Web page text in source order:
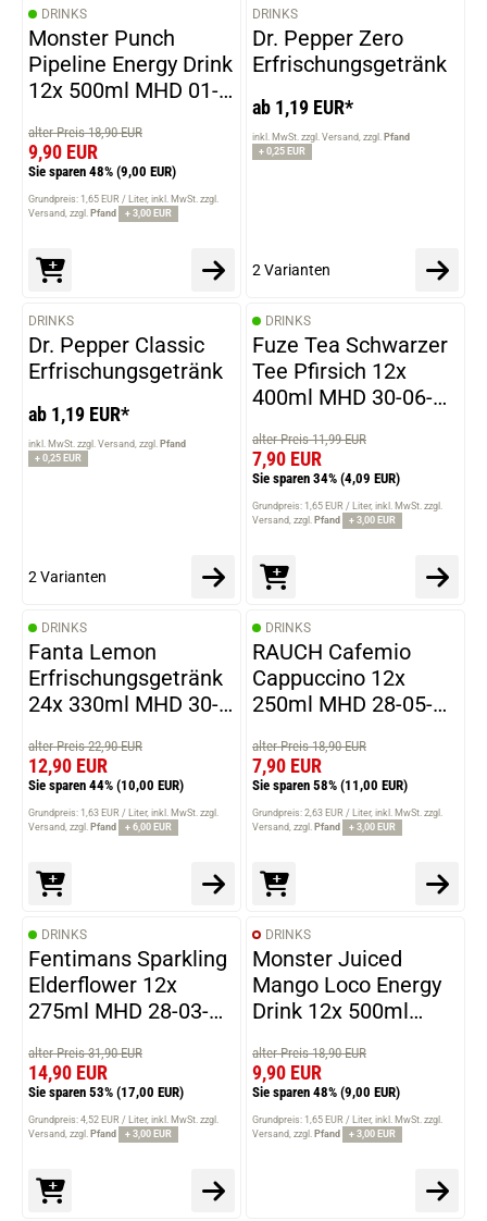
DRINKS
Monster Punch
Pipeline Energy Drink
12x 500ml MHD 01-
alter Preis 18,90 EUR
9,90 EUR
Sie sparen 48% (9,00 EUR)
Grundpreis: 1,65 EUR / Liter inkl. MwSt. zzgl.
Versand zzgl. Pfand + 3,00 EUR
DRINKS
Dr. Pepper Zero
Erfrischungsgetränk
ab 1,19 EUR*
inkl. MwSt. zzgl. Versand zzgl. Pfand
+ 0,25 EUR
2 Varianten
VARIANTEN
DRINKS
Dr. Pepper Classic
Erfrischungsgetränk
ab 1,19 EUR*
inkl. MwSt. zzgl. Versand zzgl. Pfand
+ 0,25 EUR
2 Varianten
DRINKS
Fuze Tea Schwarzer
Tee Pfirsich 12x
400ml MHD 30-06-
alter Preis 11,99 EUR
7,90 EUR
Sie sparen 34% (4,09 EUR)
Grundpreis: 1,65 EUR / Liter inkl. MwSt. zzgl.
Versand zzgl. Pfand + 3,00 EUR
DRINKS
Fanta Lemon
Erfrischungsgetränk
24x 330ml MHD 30-
alter Preis 22,90 EUR
12,90 EUR
Sie sparen 44% (10,00 EUR)
Grundpreis: 1,63 EUR / Liter inkl. MwSt. zzgl.
Versand zzgl. Pfand + 6,00 EUR
DRINKS
RAUCH Cafemio
Cappuccino 12x
250ml MHD 28-05-
alter Preis 18,90 EUR
7,90 EUR
Sie sparen 58% (11,00 EUR)
Grundpreis: 2,63 EUR / Liter inkl. MwSt. zzgl.
Versand zzgl. Pfand + 3,00 EUR
DRINKS
Fentimans Sparkling
Elderflower 12x
275ml MHD 28-03-
alter Preis 31,90 EUR
14,90 EUR
Sie sparen 53% (17,00 EUR)
Grundpreis: 4,52 EUR / Liter inkl. MwSt. zzgl.
Versand zzgl. Pfand + 3,00 EUR
DRINKS
Monster Juiced
Mango Loco Energy
Drink 12x 500ml
alter Preis 18,90 EUR
9,90 EUR
Sie sparen 48% (9,00 EUR)
Grundpreis: 1,65 EUR / Liter inkl. MwSt. zzgl.
Versand zzgl. Pfand + 3,00 EUR